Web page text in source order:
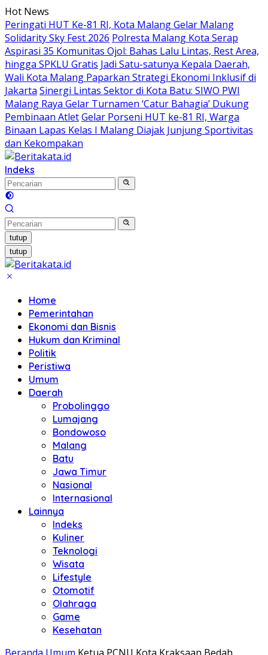
Langsung
ke
konten
Hot News
Peringati HUT Ke-81 RI, Kota Malang Gelar Malang
Solidarity Sky Fest 2026 Polresta Malang Kota Serap
Aspirasi 35 Komunitas Ojol: Bahas Lalu Lintas, Rest Area,
hingga SPKLU Gratis Jadi Satu-satunya Kepala Daerah,
Wali Kota Malang Paparkan Strategi Ekonomi Inklusif di
Jakarta Sinergi Lintas Sektor di Kota Batu: SIWO PWI
Malang Raya Gelar Turnamen ‘Catur Bahagia’ Dukung
Pembinaan AtletGelar Porseni HUT ke-81 RI, Warga
Binaan Lapas Kelas I Malang Diajak Junjung Sportivitas
dan Kekompakan
Indeks
tutup
tutup
Home
Pemerintahan
Ekonomi dan Bisnis
Hukum dan Kriminal
Politik
Peristiwa
Umum
Daerah
Probolinggo
Lumajang
Bondowoso
Malang
Batu
Jawa Timur
Nasional
Internasional
Lainnya
Indeks
Kuliner
Teknologi
Wisata
Lifestyle
Otomotif
Olahraga
Game
Kesehatan